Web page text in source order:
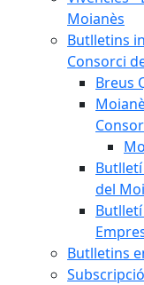
Moianès
Butlletins
Consorci
Breus
del
Butlletins